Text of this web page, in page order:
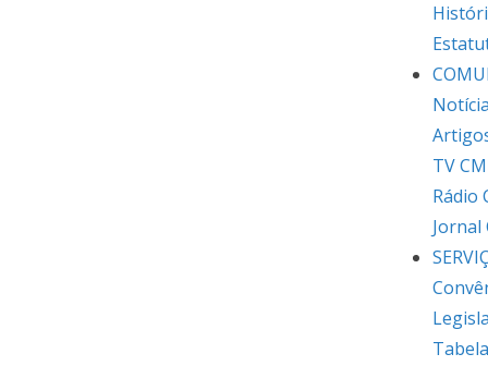
TV
Rádio
Jornal